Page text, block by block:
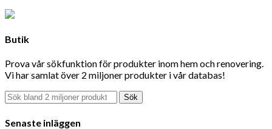
Butik
Prova vår sökfunktion för produkter inom hem och renovering.
Vi har samlat över 2 miljoner produkter i vår databas!
Sök
Senaste inläggen